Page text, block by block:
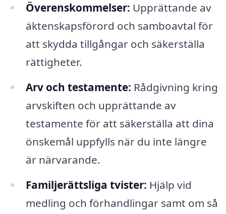
Överenskommelser: Upprättande av
äktenskapsförord och samboavtal för
att skydda tillgångar och säkerställa
rättigheter.
Arv och testamente: Rådgivning kring
arvskiften och upprättande av
testamente för att säkerställa att dina
önskemål uppfylls när du inte längre
är närvarande.
Familjerättsliga tvister: Hjälp vid
medling och förhandlingar samt om så